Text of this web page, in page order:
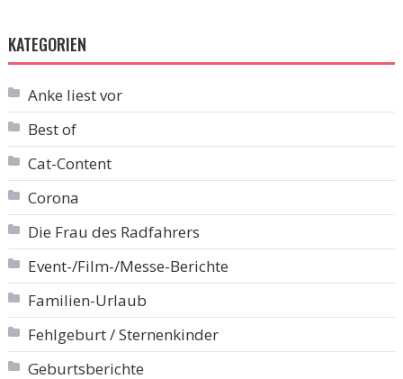
KATEGORIEN
Anke liest vor
Best of
Cat-Content
Corona
Die Frau des Radfahrers
Event-/Film-/Messe-Berichte
Familien-Urlaub
Fehlgeburt / Sternenkinder
Geburtsberichte